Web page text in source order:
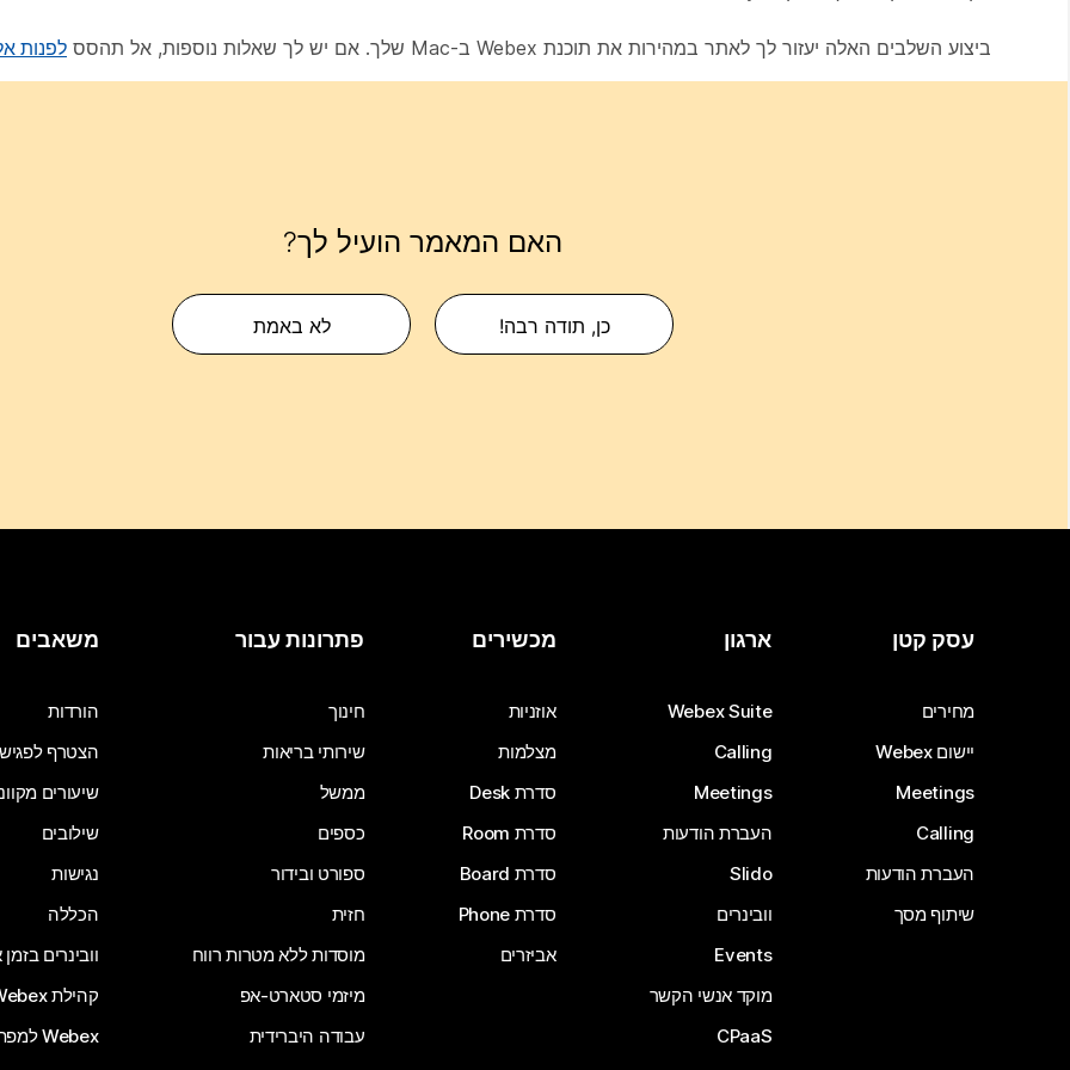
ביצוע השלבים האלה יעזור לך לאתר במהירות את תוכנת Webex ב-Mac שלך. אם יש לך שאלות נוספות, אל תהסס לפנות
האם המאמר הועיל לך?
כן, תודה רבה! לא באמת
עסק קטן
מחירים
יישום Webex
Meetings
Calling
העברת הודעות
שיתוף מסך
ארגון
Webex Suite
Calling
Meetings
העברת הודעות
Slido
וובינרים
Events
מוקד אנשי הקשר
CPaaS
מכשירים
אוזניות
מצלמות
סדרת Desk
סדרת Room
סדרת Board
סדרת Phone
אביזרים
פתרונות עבור
חינוך
שירותי בריאות
ממשל
כספים
ספורט ובידור
חזית
מוסדות ללא מטרות רווח
מיזמי סטארט-אפ
עבודה היברידית
משאבים
הורדות
הצטרף
שיעורים
שילובים
נגישות
הכללה
וובינרים
קהילת Webex
Webex למפתחים